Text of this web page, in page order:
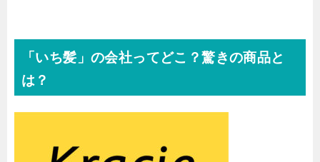
「いち髪」の会社ってどこ？驚きの商品と
は？